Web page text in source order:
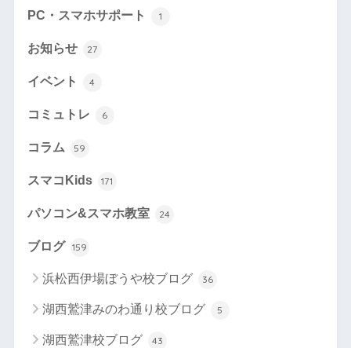
PC・スマホサポート 1
お知らせ 27
イベント 4
コミュトレ 6
コラム 59
スマコKids 171
パソコン&スマホ教室 24
ブログ 159
浜松西伊場ぼうや校ブログ 36
湖西鷲津みのわ通り校ブログ 5
湖西鷲津校ブログ 43